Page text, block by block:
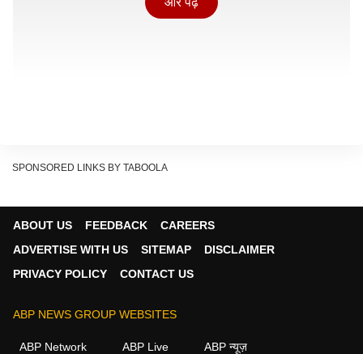
Show Quick Read
SPONSORED LINKS BY TABOOLA
ABOUT US FEEDBACK
CAREERS
ADVERTISE WITH US
SITEMAP
DISCLAIMER
PRIVACY POLICY
CONTACT US
ABP NEWS GROUP WEBSITES
ABP Network ABP Live ABP न्यूज़